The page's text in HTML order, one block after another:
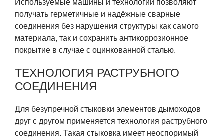
Используемые машины и технологии позволяют
получать герметичные и надёжные сварные
соединения без нарушения структуры как самого
материала, так и сохранить антикоррозионное
покрытие в случае с оцинкованной сталью.
ТЕХНОЛОГИЯ РАСТРУБНОГО
СОЕДИНЕНИЯ
Для безупречной стыковки элементов дымоходов
друг с другом применяется технология раструбного
соединения. Такая стыковка имеет неоспоримый